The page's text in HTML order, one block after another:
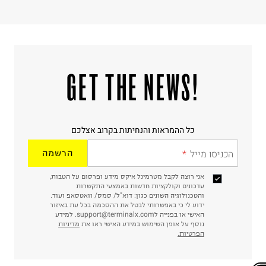
!GET THE NEWS
כל ההמראות והנחיתות בקרוב אצלכם
הכניסו מייל הרשמה
אני רוצה לקבל מטרמינל איקס מידע ופרסום על הטבות,
עדכונים וקולקציות חדשות באמצעי התקשרות
והטכנולוגיה השונים כגון: דוא"ל/ סמס/ וואטסאפ ועוד.
ידוע לי כי באפשרותי לבטל את ההסכמה בכל עת באיזור
האישי או בפנייה לsupport@terminalx.com. למידע
נוסף על אופן השימוש במידע האישי ראו את מדיניות
הפרטיות.